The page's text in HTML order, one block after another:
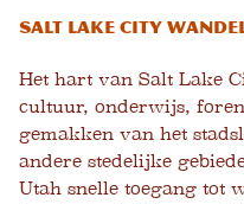
Salt Lake City
Het hart van Salt Lake
cultuur, onderwijs,
gemakken van het
andere stedelijke
Utah snelle toegang tot